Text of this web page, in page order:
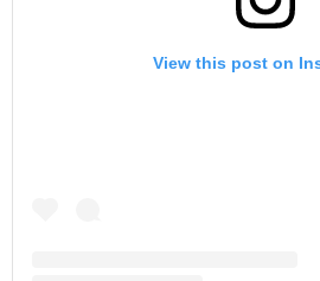
View this post on